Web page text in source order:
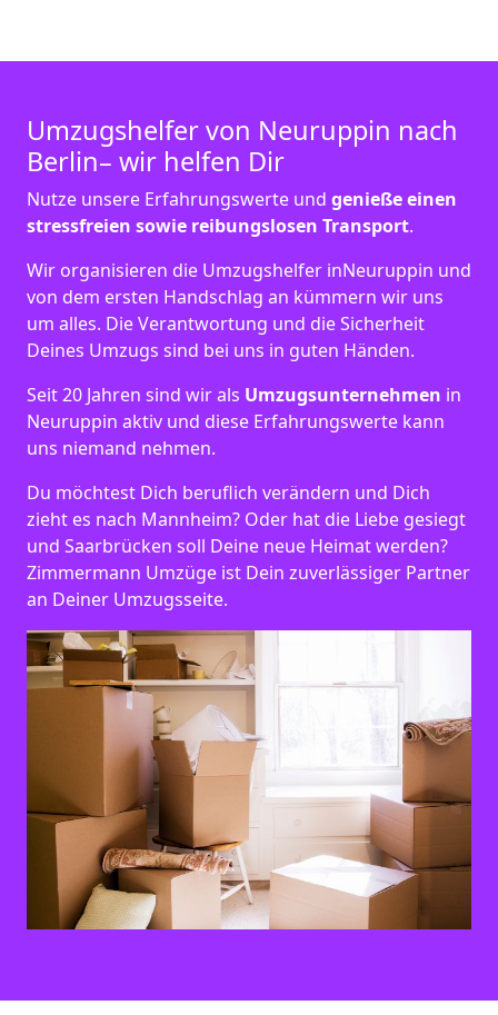
Umzugshelfer von Neuruppin nach
Berlin– wir helfen Dir
Nutze unsere Erfahrungswerte und genieße einen
stressfreien sowie reibungslosen Transport.
Wir organisieren die Umzugshelfer inNeuruppin und
von dem ersten Handschlag an kümmern wir uns
um alles. Die Verantwortung und die Sicherheit
Deines Umzugs sind bei uns in guten Händen.
Seit 20 Jahren sind wir als Umzugsunternehmen in
Neuruppin aktiv und diese Erfahrungswerte kann
uns niemand nehmen.
Du möchtest Dich beruflich verändern und Dich
zieht es nach Mannheim? Oder hat die Liebe gesiegt
und Saarbrücken soll Deine neue Heimat werden?
Zimmermann Umzüge ist Dein zuverlässiger Partner
an Deiner Umzugsseite.